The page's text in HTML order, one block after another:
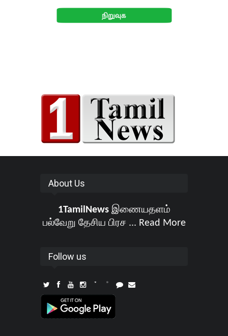
About Us
1TamilNewsஇணையதளம்
பல்வேறு தேசிய பிரச ... Read More
Follow us